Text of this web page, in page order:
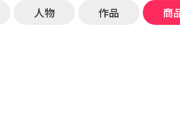
人物 作品 商